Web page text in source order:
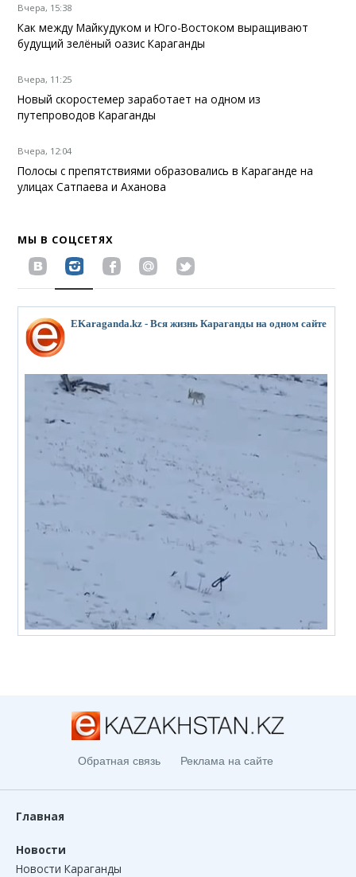
Вчера, 15:38
Как между Майкудуком и Юго-Востоком выращивают
будущий зелёный оазис Караганды
Вчера, 11:25
Новый скоростемер заработает на одном из
путепроводов Караганды
Вчера, 12:04
Полосы с препятствиями образовались в Караганде на
улицах Сатпаева и Аханова
МЫ В СОЦСЕТЯХ
EKaraganda.kz - Вся жизнь Караганды на одном сайте
Обратная связь Реклама на сайте
Главная
Новости
Новости Караганды